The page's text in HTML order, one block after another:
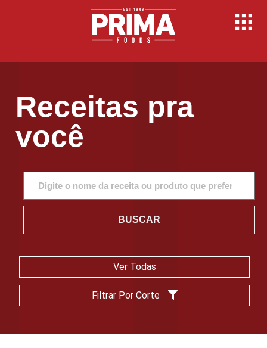
Receitas pra
você
Ver Todas
Filtrar Por Corte
BUSCAR